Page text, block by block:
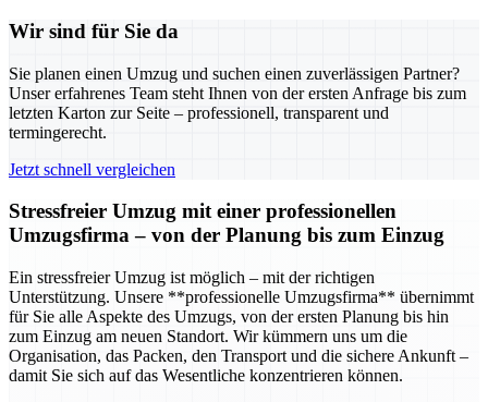
Wir sind für Sie da
Sie planen einen Umzug und suchen einen zuverlässigen Partner?
Unser erfahrenes Team steht Ihnen von der ersten Anfrage bis zum
letzten Karton zur Seite – professionell, transparent und
termingerecht.
Jetzt schnell vergleichen
Stressfreier Umzug mit einer professionellen
Umzugsfirma – von der Planung bis zum Einzug
Ein stressfreier Umzug ist möglich – mit der richtigen
Unterstützung. Unsere **professionelle Umzugsfirma** übernimmt
für Sie alle Aspekte des Umzugs, von der ersten Planung bis hin
zum Einzug am neuen Standort. Wir kümmern uns um die
Organisation, das Packen, den Transport und die sichere Ankunft –
damit Sie sich auf das Wesentliche konzentrieren können.